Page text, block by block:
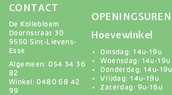
CONTACT
De Kollebloem
Doornstraat 30
9550 Sint-Lievens-
Esse
Algemeen: 054 34 36
82
Winkel: 0480 68 42
99
OPENINGSUREN
Hoevewinkel
Dinsdag: 14u-19u
Woensdag: 14u-19u
Donderdag: 14u-19u
Vrijdag: 14u-19u
Zaterdag: 9u-16u